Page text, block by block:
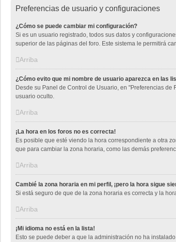
Preferencias de usuario y configuraciones
¿Cómo se puede cambiar mi configuración?
Si es un usuario registrado, todos sus datos y
superior de las páginas del foro. Este sistema le permitirá
Arriba
¿Cómo evito que mi nombre de usuario aparezca en las
Desde su Panel de Control de Usuario, en "Preferencias de
usuario oculto.
Arriba
¡La hora en los foros no es correcta!
Es posible que esté viendo la hora correspondiente a otra
que para cambiar la zona horaria, como las demás
Arriba
Cambié la zona horaria en mi perfil, ¡pero la hora sigue
Si está seguro de que de la zona horaria es correcta y la
Arriba
¡Mi idioma no está en la lista!
Esto se puede deber a que la administración no ha